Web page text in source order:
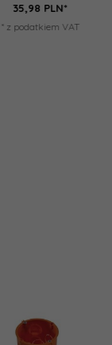
42,78
* z podatkiem VAT